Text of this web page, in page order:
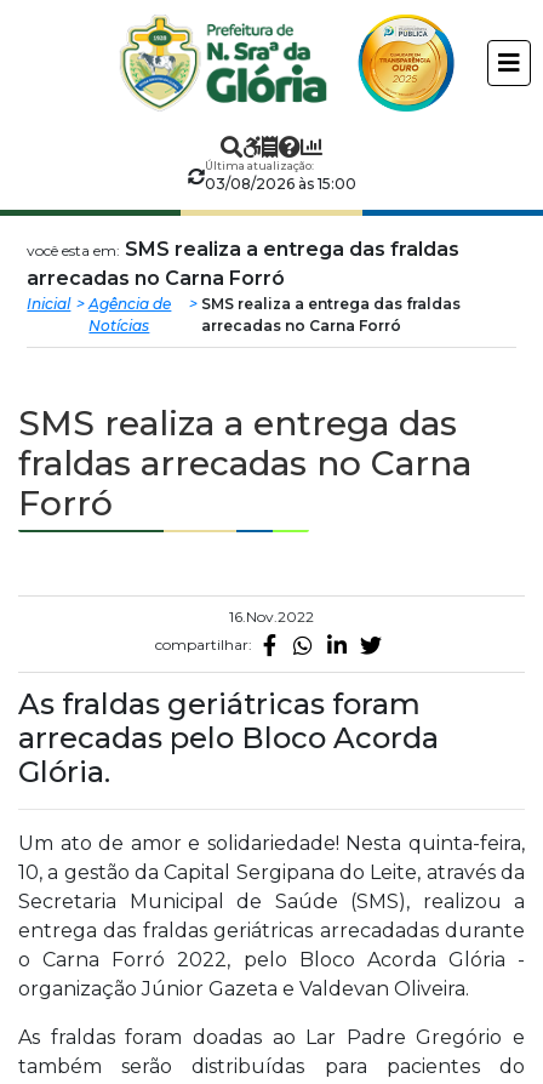
Prefeitura
Municipal
Nossa
Senhora
da
Última atualização:
03/08/2026 às 15:00
você esta em: SMS realiza a entrega das fraldas
arrecadas no Carna Forró
Inicial
Agência de
Notícias
SMS realiza a entrega das fraldas
arrecadas no Carna Forró
SMS realiza a entrega das
fraldas arrecadas no Carna
Forró
16.Nov.2022
compartilhar:
As fraldas geriátricas foram
arrecadas pelo Bloco Acorda
Glória.
Um ato de amor e solidariedade! Nesta quinta-feira,
10, a gestão da Capital Sergipana do Leite, através da
Secretaria Municipal de Saúde (SMS), realizou a
entrega das fraldas geriátricas arrecadadas durante
o Carna Forró 2022, pelo Bloco Acorda Glória -
organização Júnior Gazeta e Valdevan Oliveira.
As fraldas foram doadas ao Lar Padre Gregório e
também serão distribuídas para pacientes do